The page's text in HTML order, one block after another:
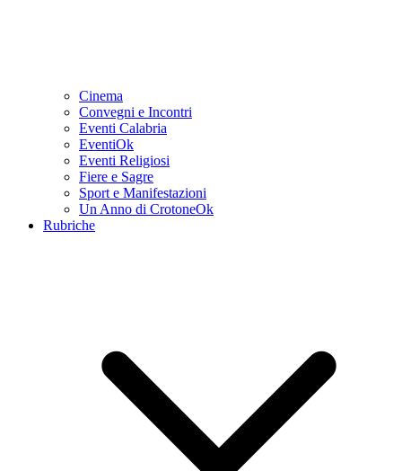
Cinema
Convegni e Incontri
Eventi Calabria
EventiOk
Eventi Religiosi
Fiere e Sagre
Sport e Manifestazioni
Un Anno di CrotoneOk
Rubriche